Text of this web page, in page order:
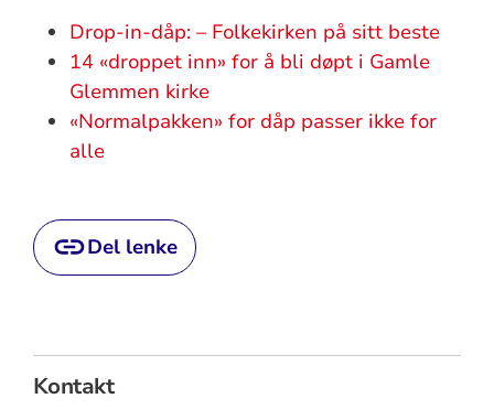
Drop-in-dåp: – Folkekirken på sitt beste
14 «droppet inn» for å bli døpt i Gamle
Glemmen kirke
«Normalpakken» for dåp passer ikke for
alle
Del lenke
Kontakt